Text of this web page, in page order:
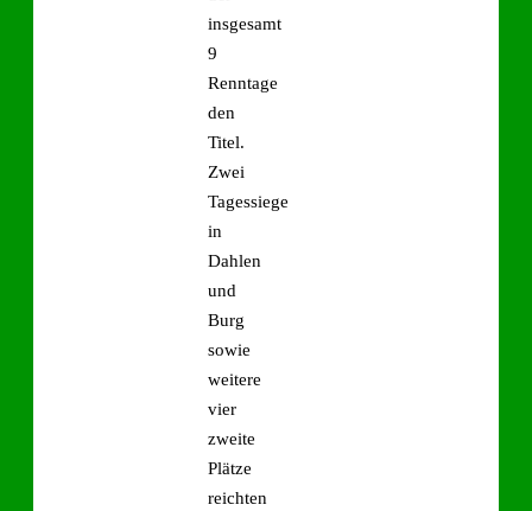
insgesamt
9
Renntage
den
Titel.
Zwei
Tagessiege
in
Dahlen
und
Burg
sowie
weitere
vier
zweite
Plätze
reichten